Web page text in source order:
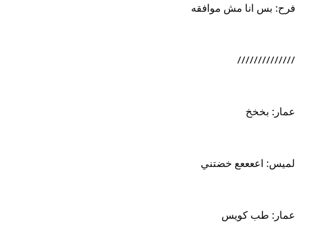
فرح: بس انا مش موافقه
//////////////
عمار: بخخخ
لميس: اععععع خضتني
عمار: طب كويس